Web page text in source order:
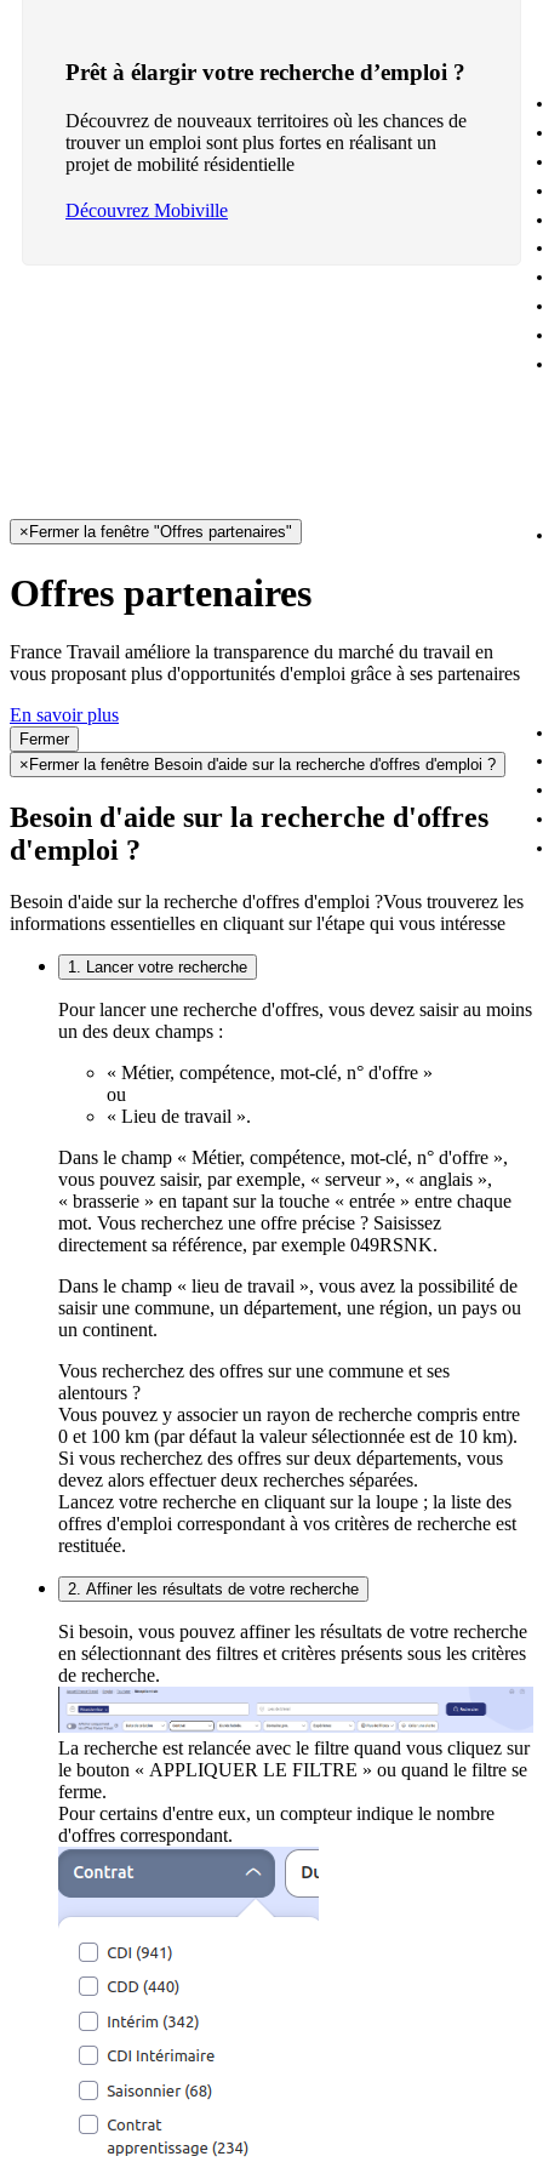
Prêt à élargir votre recherche d’emploi ?
Découvrez de nouveaux territoires où les chances de
trouver un emploi sont plus fortes en réalisant un
projet de mobilité résidentielle
Découvrez Mobiville
× Fermer la fenêtre "Offres partenaires"
Offres partenaires
France Travail améliore la transparence du marché du travail en
vous proposant plus d'opportunités d'emploi grâce à ses partenaires
En savoir plus
Fermer
× Fermer la fenêtre Besoin d'aide sur la recherche d'offres d'emploi ?
Besoin d'aide sur la recherche d'offres
d'emploi ?
Besoin d'aide sur la recherche d'offres d'emploi ?Vous trouverez les
informations essentielles en cliquant sur l'étape qui vous intéresse
1. Lancer votre recherche
Pour lancer une recherche d'offres, vous devez saisir au moins
un des deux champs :
« Métier, compétence, mot-clé, n° d'offre »
ou
« Lieu de travail ».
Dans le champ « Métier, compétence, mot-clé, n° d'offre »,
vous pouvez saisir, par exemple, « serveur », « anglais »,
« brasserie » en tapant sur la touche « entrée » entre chaque
mot. Vous recherchez une offre précise ? Saisissez
directement sa référence, par exemple 049RSNK.
Dans le champ « lieu de travail », vous avez la possibilité de
saisir une commune, un département, une région, un pays ou
un continent.
Vous recherchez des offres sur une commune et ses
alentours ?
Vous pouvez y associer un rayon de recherche compris entre
0 et 100 km (par défaut la valeur sélectionnée est de 10 km).
Si vous recherchez des offres sur deux départements, vous
devez alors effectuer deux recherches séparées.
Lancez votre recherche en cliquant sur la loupe ; la liste des
offres d'emploi correspondant à vos critères de recherche est
restituée.
2. Affiner les résultats de votre recherche
Si besoin, vous pouvez affiner les résultats de votre recherche
en sélectionnant des filtres et critères présents sous les critères
de recherche.
La recherche est relancée avec le filtre quand vous cliquez sur
le bouton « APPLIQUER LE FILTRE » ou quand le filtre se
ferme.
Pour certains d'entre eux, un compteur indique le nombre
d'offres correspondant.